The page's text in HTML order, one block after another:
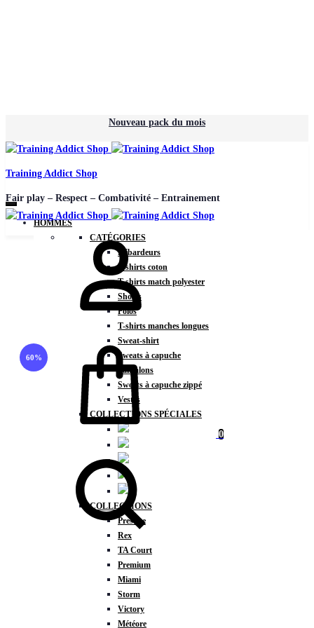
Nouveau pack du mois
Training Addict Shop
Fair play – Respect – Combativité – Entrainement
HOMMES
CATÉGORIES
Débardeurs
T-shirts coton
T-shirts match polyester
Shorts
Polos
T-shirts manches longues
Sweat-shirt
Sweats à capuche
Pantalons
Sweats à capuche zippé
Vestes
COLLECTIONS SPÉCIALES
COLLECTIONS
Prestige
Rex
TA Court
Premium
Miami
Storm
Victory
Météore
0
60%